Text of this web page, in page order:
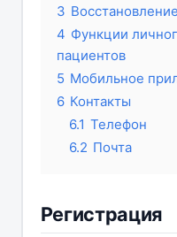
3
4 Функции
пациентов
5 Мобильное
6 Контакты
6.1 Телефон
6.2 Почта
Регистрация